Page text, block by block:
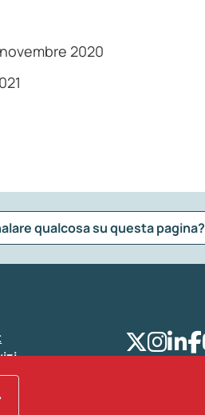
2020
qualcosa su questa pagina?